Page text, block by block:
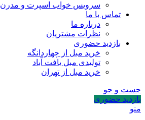
سرویس خواب اسپرت و مدرن
تماس با ما
درباره ما
نظرات مشتریان
بازدید حضوری
خرید مبل از چهاردانگه
تولیدی مبل یافت آباد
خرید مبل از تهران
جست و جو
بازدید حضوری
منو